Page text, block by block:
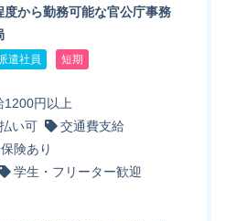
度から勤務可能な官公庁事務
遣社員 短期
1200円以上
い可
交通費支給
険あり
学生・フリーター歓迎